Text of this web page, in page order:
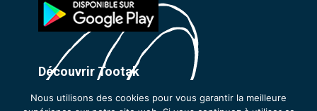
Découvrir Tootak
L’équipe
Nous utilisons des cookies pour vous garantir la meilleure